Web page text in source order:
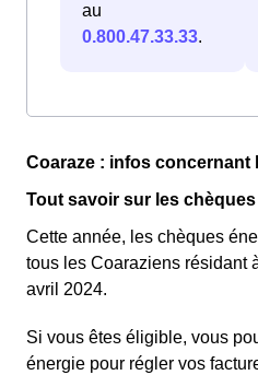
au
0.800.47.33.33.
Coaraze : infos concernant
Tout savoir sur les
Cette année, les chèques
tous les Coaraziens résidant
avril 2024.
Si vous êtes éligible, vous
énergie pour régler vos